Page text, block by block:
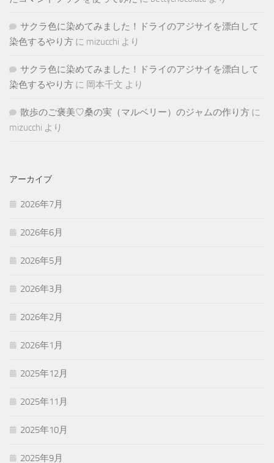
サクラ色に染めてみました！ドライのアジサイを漂白して
染色するやり方 に mizucchi より
サクラ色に染めてみました！ドライのアジサイを漂白して
染色するやり方 に 岡本千文 より
散歩のご褒美♡桑の実（マルベリー）のジャムの作り方 に
mizucchi より
アーカイブ
2026年7月
2026年6月
2026年5月
2026年3月
2026年2月
2026年1月
2025年12月
2025年11月
2025年10月
2025年9月